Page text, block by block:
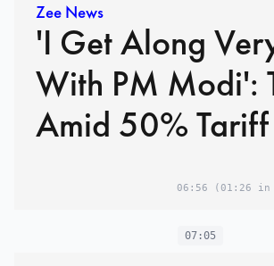
Zee News
'I Get Along
With PM Modi':
Amid 50% Tariff
06:56 (01:26 in
07:05